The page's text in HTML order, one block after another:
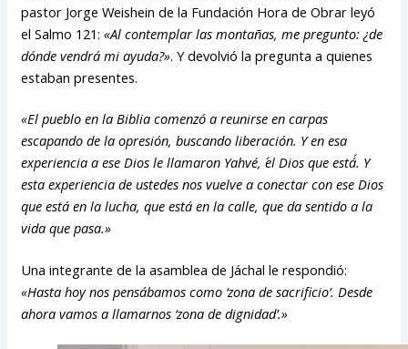
pastor Jorge Weishein de la Fundación Hora de Obrar leyó
el Salmo 121: «Al contemplar las montañas, me pregunto: ¿de
dónde vendrá mi ayuda?». Y devolvió la pregunta a quienes
estaban presentes.
«El pueblo en la Biblia comenzó a reunirse en carpas
escapando de la opresión, buscando liberación. Y en esa
experiencia a ese Dios le llamaron Yahvé, ´el Dios que está´. Y
esta experiencia de ustedes nos vuelve a conectar con ese Dios
que está en la lucha, que está en la calle, que da sentido a la
vida que pasa.»
Una integrante de la asamblea de Jáchal le respondió:
«Hasta hoy nos pensábamos como ‘zona de sacrificio’. Desde
ahora vamos a llamarnos ‘zona de dignidad’.»